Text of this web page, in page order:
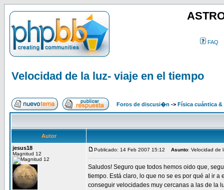
FAQ
Velocidad de la luz- viaje en el tiempo
Foros de discusi�n -> Física cuántica &
Autor
jesus18
Magnitud 12
Publicado: 14 Feb 2007 15:12 Asunto: Velocidad de
Saludos! Seguro que todos hemos oido que,
tiempo. Está claro, lo que no se es por qué al ir
conseguir velocidades muy cercanas a las de la